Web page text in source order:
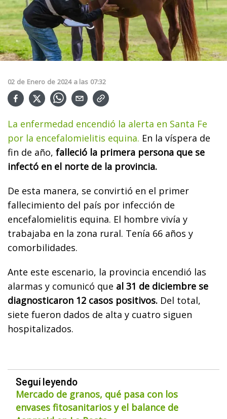
02 de Enero de 2024 a las 07:32
La enfermedad encendió la alerta en Santa Fe
por la encefalomielitis equina. En la víspera de
fin de año, falleció la primera persona que se
infectó en el norte de la provincia.
De esta manera, se convirtió en el primer
fallecimiento del país por infección de
encefalomielitis equina. El hombre vivía y
trabajaba en la zona rural. Tenía 66 años y
comorbilidades.
Ante este escenario, la provincia encendió las
alarmas y comunicó que al 31 de diciembre se
diagnosticaron 12 casos positivos. Del total,
siete fueron dados de alta y cuatro siguen
hospitalizados.
Seguí leyendo
Mercado de granos, qué pasa con los
envases fitosanitarios y el balance de